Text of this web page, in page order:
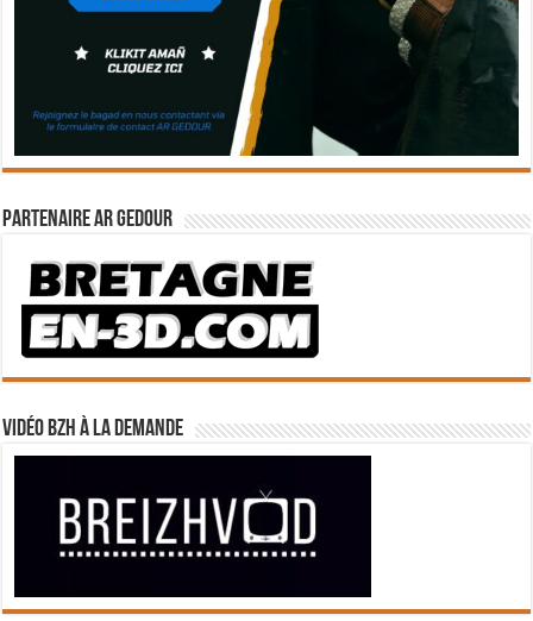
Partenaire Ar Gedour
Vidéo BZH à la demande